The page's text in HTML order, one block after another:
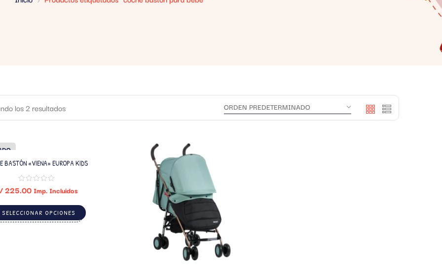
los 2 resultados
BASTÓN «VIENA» EUROPA KIDS
225.00 Imp. Incluidos
SELECCIONAR OPCIONES